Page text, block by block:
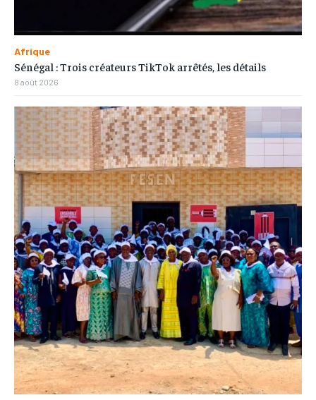
Afrique
Sénégal : Trois créateurs TikTok arrêtés, les détails
8 août 2026